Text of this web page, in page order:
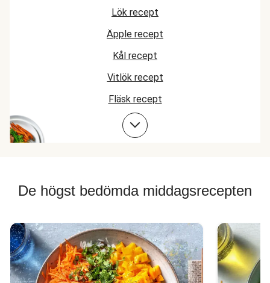
Lök recept
Äpple recept
Kål recept
Vitlök recept
Fläsk recept
Kycklingrecept
De högst bedömda middagsrecepten